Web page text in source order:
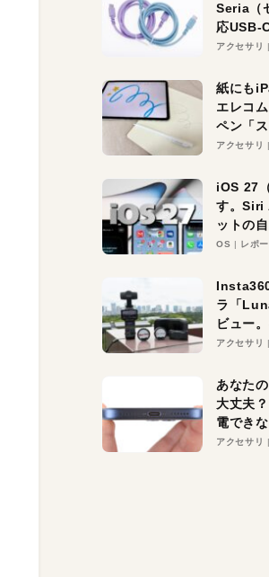
Seria（
応USB-
を検証
アクセサリ
紙にも
エレコ
ペン「
ェイ」
アクセサリ
iOS 27
す。Siri
ットの
待大の
る未来
OS レポー
ラ「
ビュー
ーム・
アクセサリ
あなた
大丈夫
電でき
対策
アクセサリ